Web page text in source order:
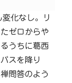
化なし。リ
ゼロからや
うちに葛西
スを降り
問答のよう